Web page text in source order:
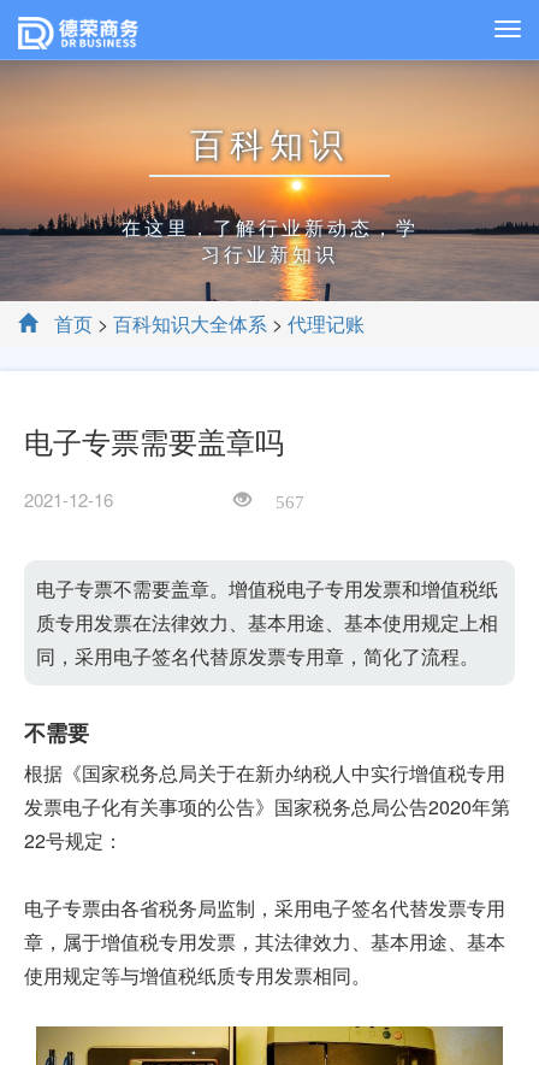
百科知识
在这里，了解行业新动态，学
习行业新知识
首页 > 百科知识大全体系 > 代理记账
电子专票需要盖章吗
2021-12-16 567
电子专票不需要盖章。增值税电子专用发票和增值税纸
质专用发票在法律效力、基本用途、基本使用规定上相
同，采用电子签名代替原发票专用章，简化了流程。
不需要
根据《国家税务总局关于在新办纳税人中实行增值税专用
发票电子化有关事项的公告》国家税务总局公告2020年第
22号规定：
电子专票由各省税务局监制，采用电子签名代替发票专用
章，属于增值税专用发票，其法律效力、基本用途、基本
使用规定等与增值税纸质专用发票相同。